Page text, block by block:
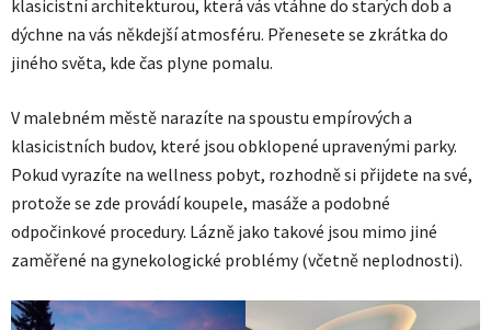
klasicistní architekturou, která vás vtáhne do starých dob a
dýchne na vás někdejší atmosféru. Přenesete se zkrátka do
jiného světa, kde čas plyne pomalu.
V malebném městě narazíte na spoustu empírových a
klasicistních budov, které jsou obklopené upravenými parky.
Pokud vyrazíte na wellness pobyt, rozhodně si přijdete na své,
protože se zde provádí koupele, masáže a podobné
odpočinkové procedury. Lázně jako takové jsou mimo jiné
zaměřené na gynekologické problémy (včetně neplodnosti).